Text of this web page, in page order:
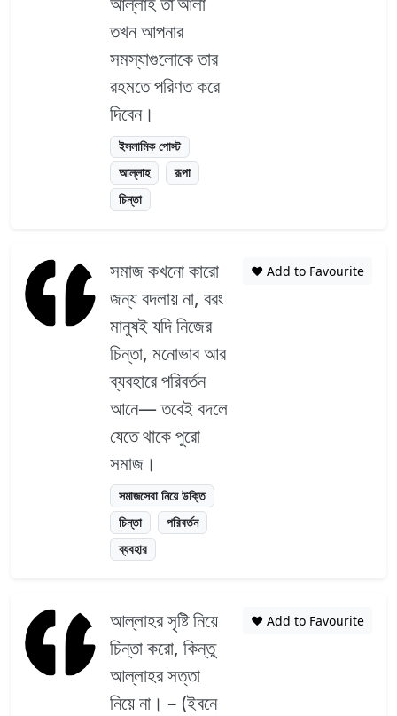
তখন আপনার
সমস্যাগুলোকে তার
রহমতে পরিণত করে
দিবেন।
ইসলামিক পোস্ট
আল্লাহ
রূপা
চিন্তা
সমাজ কখনো কারো
জন্য বদলায় না, বরং
মানুষই যদি নিজের
চিন্তা, মনোভাব আর
ব্যবহারে পরিবর্তন
আনে— তবেই বদলে
যেতে থাকে পুরো
সমাজ।
সমাজসেবা নিয়ে উক্তি
চিন্তা
পরিবর্তন
ব্যবহার
❤️ Add to Favourite
আল্লাহর সৃষ্টি নিয়ে
চিন্তা করো, কিন্তু
আল্লাহর সত্তা
নিয়ে না। – (ইবনে
❤️ Add to Favourite